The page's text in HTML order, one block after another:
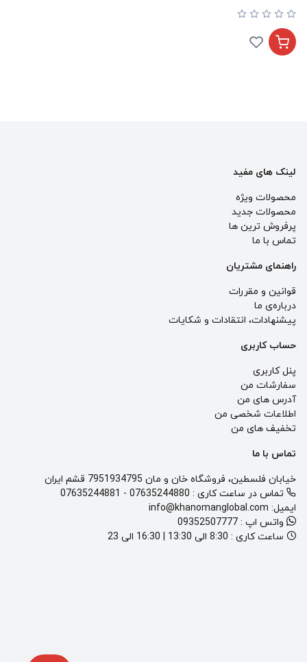
لینک های مفید
محصولات ویژه
محصولات جدید
پرفروش ترین‌ ها
تماس با ما
راهنمای مشتریان
قوانین و مقررات
درباره‌ی ما
پيشنهادات، انتقادات و شكايات
حساب کاربری
پنل کاربری
سفارشات من
آدرس های من
اطلاعات شخصی من
تخفیف های من
تماس با ما
خیابان فلسطین، فروشگاه خان و مان 7951934795 قشم ایران
تماس در ساعت کاری : 07635244880
-
07635244881
ایمیل: info@khanomanglobal.com
واتس اپ : 09352507777
ساعت کاری : 8:30 الی 13:30 | 16:30 الی 23